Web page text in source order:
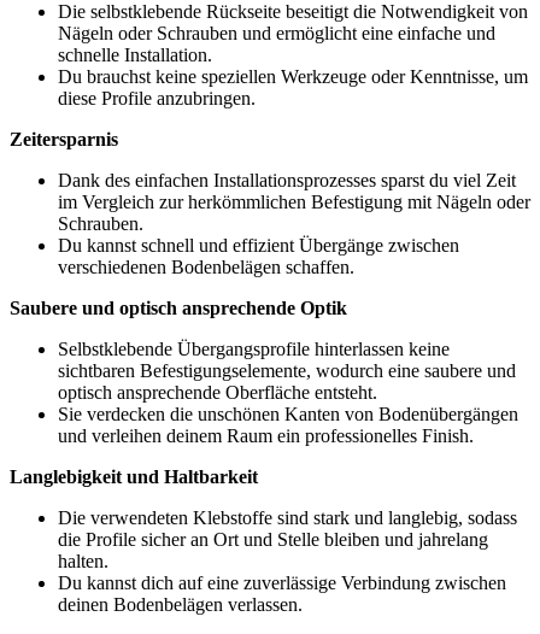
Die selbstklebende Rückseite beseitigt die Notwendigkeit von
Nägeln oder Schrauben und ermöglicht eine einfache und
schnelle Installation.
Du brauchst keine speziellen Werkzeuge oder Kenntnisse, um
diese Profile anzubringen.
Zeitersparnis
Dank des einfachen Installationsprozesses sparst du viel Zeit
im Vergleich zur herkömmlichen Befestigung mit Nägeln oder
Schrauben.
Du kannst schnell und effizient Übergänge zwischen
verschiedenen Bodenbelägen schaffen.
Saubere und optisch ansprechende Optik
Selbstklebende Übergangsprofile hinterlassen keine
sichtbaren Befestigungselemente, wodurch eine saubere und
optisch ansprechende Oberfläche entsteht.
Sie verdecken die unschönen Kanten von Bodenübergängen
und verleihen deinem Raum ein professionelles Finish.
Langlebigkeit und Haltbarkeit
Die verwendeten Klebstoffe sind stark und langlebig, sodass
die Profile sicher an Ort und Stelle bleiben und jahrelang
halten.
Du kannst dich auf eine zuverlässige Verbindung zwischen
deinen Bodenbelägen verlassen.